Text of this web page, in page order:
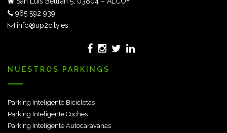
965 592 939
info@up2city.es
NUESTROS PARKINGS
Parking Inteligente Bicicletas
Parking Inteligente Coches
Parking Inteligente Autocaravanas